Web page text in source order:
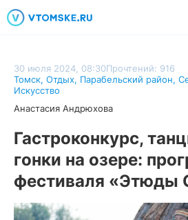
30 июля 2024, 08:30Прочтений: 916
Томск, Отдых, Парабельский район,
Искусство
Анастасия Андрюхова
Гастроконкурс,
гонки на озере:
фестиваля «Этюды